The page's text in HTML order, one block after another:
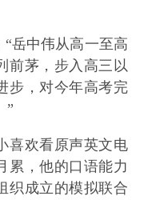
岳中伟从高一至高
前茅，步入高三以
步，对今年高考完
”
喜欢看原声英文电
累，他的口语能力
织成立的模拟联合